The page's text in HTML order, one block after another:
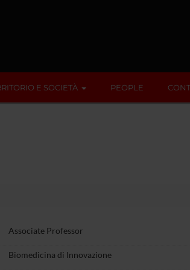
E SOCIETÀ PEOPLE
Associate Professor
Biomedicina di Innovazione